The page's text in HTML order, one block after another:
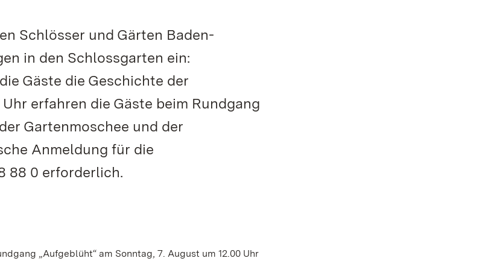
Schlösser und Gärten Baden-
in den Schlossgarten ein:
Gäste die Geschichte der
erfahren die Gäste beim Rundgang
Gartenmoschee und der
Anmeldung für die
88 0 erforderlich.
„Aufgeblüht“ am Sonntag, 7. August um 12.00 Uhr